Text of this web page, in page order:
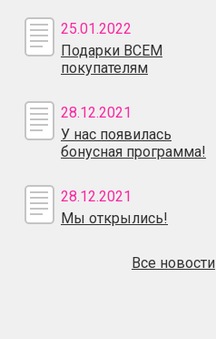
25.01.2022
Подарки ВСЕМ
покупателям
28.12.2021
У нас появилась
бонусная программа!
28.12.2021
Мы открылись!
Все новости